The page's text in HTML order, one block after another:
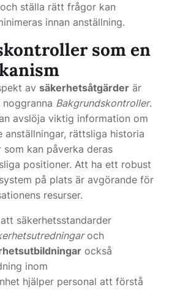
ställa rätt frågor kan
innan anställning.
som en
av säkerhetsåtgärder är
Bakgrundskontroller.
avslöja viktig information om
anställningar, rättsliga historia
kan påverka deras
positioner. Att ha ett robust
på plats är avgörande för
resurser.
säkerhetsstandarder
och
också
inom
hjälper personal att förstå